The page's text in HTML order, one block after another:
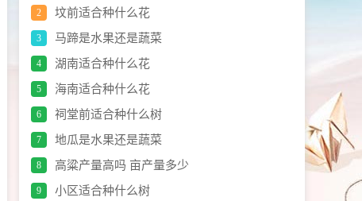
2 坟前适合种什么花
3 马蹄是水果还是蔬菜
4 湖南适合种什么花
5 海南适合种什么花
6 祠堂前适合种什么树
7 地瓜是水果还是蔬菜
8 高粱产量高吗 亩产量多少
9 小区适合种什么树